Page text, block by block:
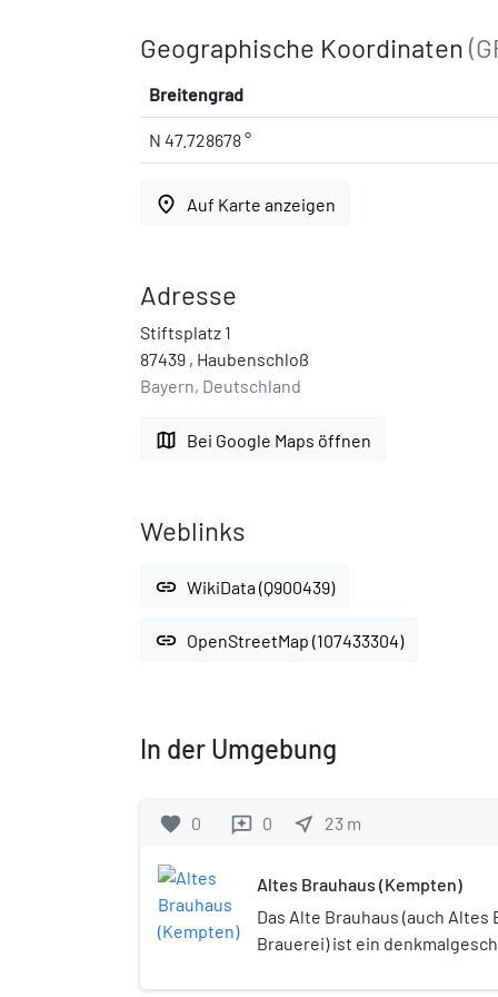
Geographische Koordinaten
Breitengrad
N 47.728678 °
place Auf Karte anzeigen
Adresse
Stiftsplatz 1
87439 , Haubenschloß
Bayern, Deutschland
map Bei Google Maps öffnen
Weblinks
link WikiData (Q900439)
link OpenStreetMap (107433304)
In der Umgebung
favorite 0 reviews 0 near_me 23 m
Altes Brauhaus (Kempten)
Das Alte Brauhaus (auch Altes
Brauerei) ist ein